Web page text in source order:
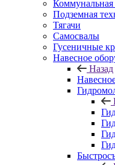
Коммунальная
Подземная
Тягачи
Самосвалы
Гусеничные
Навесное
Назад